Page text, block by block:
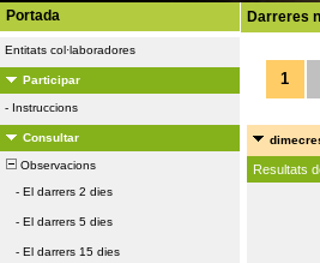
Portada
Entitats col·laboradores
Participar
- Instruccions
Consultar
Observacions
- El darrers 2 dies
- El darrers 5 dies
- El darrers 15 dies
Darreres
1
Resultats